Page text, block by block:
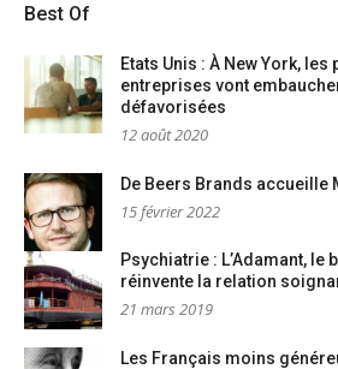
Best Of
Etats Unis : À New York,
entreprises vont
défavorisées
12 août 2020
De Beers Brands accueille
15 février 2022
Psychiatrie : L’Adamant, le
réinvente la relation
21 mars 2019
Les Français moins